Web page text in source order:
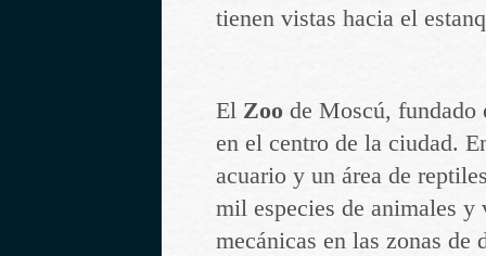
tienen vistas hacia el
El Zoo de Moscú, fundado
en el centro de la ciudad.
acuario y un área de
mil especies de animales y
mecánicas en las zonas de